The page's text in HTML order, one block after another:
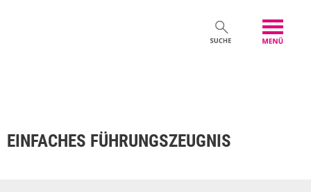
EINFACHES FÜHRUNGSZEUGNIS